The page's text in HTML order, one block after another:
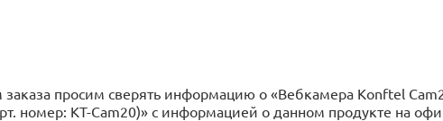
просим сверять информацию о «Вебкамера Konftel
номер: KT-Cam20)» с информацией o данном продукте на